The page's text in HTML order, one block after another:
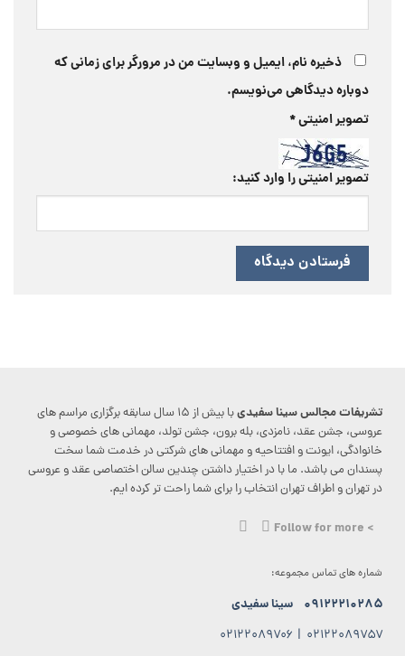
ذخیره نام، ایمیل و وبسایت من در مرورگر برای زمانی که
دوباره دیدگاهی می‌نویسم.
تصویر امنیتی*
تصویر امنیتی را وارد کنید:
تشریفات مجالس سینا سفیدی
با بیش از ۱۵ سال سابقه برگزاری مراسم های
عروسی، جشن عقد، نامزدی، بله برون، جشن تولد، مهمانی های خصوصی و
خانوادگی، ایونت و افتتاحیه و مهمانی های شرکتی در خدمت شما سخت
پسندان می باشد. ما با در اختیار داشتن چندین سالن اختصاصی عقد و عروسی
در تهران و اطراف تهران انتخاب را برای شما راحت تر کرده ایم.
> Follow for more
شماره های تماس مجموعه:
۰۹۱۲۲۲۱۰۲۸۵ سینا سفیدی
۰۲۱۲۲۰۸۹۷۵۷ | ۰۲۱۲۲۰۸۹۷۰۶